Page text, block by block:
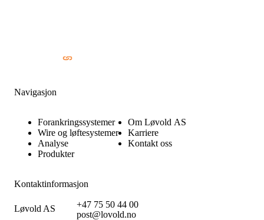
Navigasjon
Forankringssystemer
Wire og løftesystemer
Analyse
Produkter
Om Løvold AS
Karriere
Kontakt oss
Kontaktinformasjon
Løvold AS
+47 75 50 44 00
post@lovold.no